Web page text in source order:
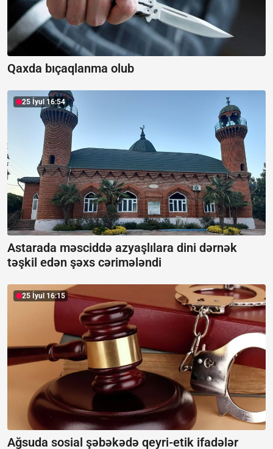
Qaxda bıçaqlanma olub
25 İyul 16:54
Astarada məsciddə azyaşlılara dini dərnək
təşkil edən şəxs cərimələndi
25 İyul 16:15
Ağsuda sosial şəbəkədə qeyri-etik ifadələr